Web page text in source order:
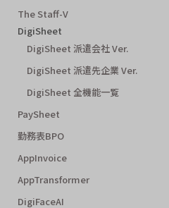
The Staff-V
DigiSheet
DigiSheet 派遣会社 Ver.
DigiSheet 派遣先企業 Ver.
DigiSheet 全機能一覧
PaySheet
勤務表BPO
AppInvoice
AppTransformer
DigiFaceAI